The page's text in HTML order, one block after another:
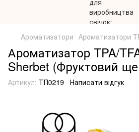
Ароматизатори Ароматизатори
Ароматизатор TPA/
Sherbet (Фруктовий
Артикул: ТП0219 Написати відгук